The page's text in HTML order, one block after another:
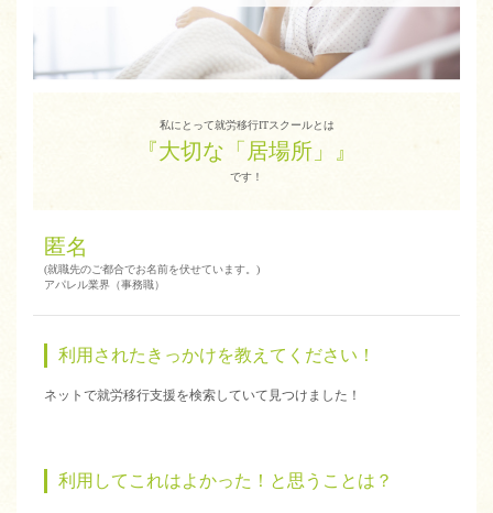
私にとって就労移行ITスクールとは
『大切な「居場所」』
です！
匿名
(就職先のご都合でお名前を伏せています。)
アパレル業界（事務職）
利用されたきっかけを教えてください！
ネットで就労移行支援を検索していて見つけました！
利用してこれはよかった！と思うことは？